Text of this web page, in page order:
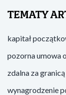
TEMATY
kapitał
pozorna umowa
zdalna za granicą
wynagrodzenie